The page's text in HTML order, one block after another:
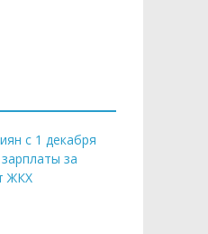
с 1 декабря
за
ЖКХ